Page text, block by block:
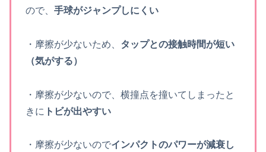
ので、 手球がジャンプしにくい
・摩擦が少ないため、 タップとの接触時間が短い
（気がする）
・摩擦が少ないので、横撞点を撞いてしまったと
きに トビが出やすい
・摩擦が少ないのでインパクトのパワーが減衰し